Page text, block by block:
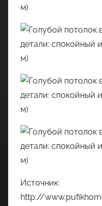
Источник:
http://